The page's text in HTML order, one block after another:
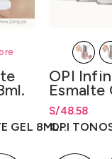
GEL 8ML.
OPI
Esmalte
– Tonos B
S/48.58
Rango de
hastaS/
OPI